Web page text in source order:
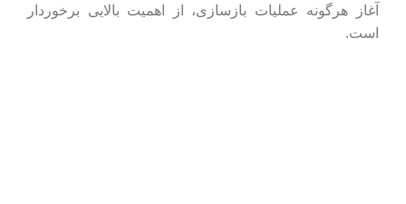
آغاز هرگونه عملیات بازسازی، از اهمیت بالایی برخوردار
است.